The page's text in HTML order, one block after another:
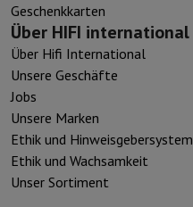
Geschenkkarten
Über HIFI international
Über Hifi International
Unsere Geschäfte
Jobs
Unsere Marken
Ethik und Hinweisgebersystem
Ethik und Wachsamkeit
Unser Sortiment